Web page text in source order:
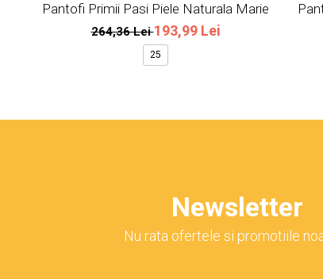
Pantofi Primii Pasi Piele Naturala Marie
264,36 Lei193,99 Lei
25
Newsletter
Nu rata ofertele si promotiile